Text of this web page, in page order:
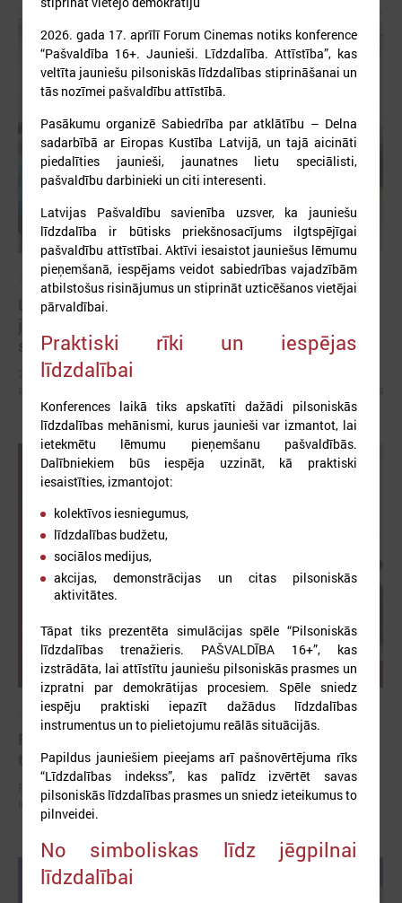
2026. gada 03. jūlijs
LPS un IZM vienojas turpināt darbu pie jaunatnes
stiprināšanas
2026. gada 29. jūnijā LPS un IZM ikgadējās sarunās pirmo reizi kā
2026. gada 01. jūnijs
Pašvaldībās uzlabojas darba ar jaunatni kvalitāte,
taču joprojām aktuāls ir cilvēkresursu jautājums
Publicēts 2025. gada pašvērtējuma apkopojums "Vienots kvalitātes
ietvars darbam ar jaunatni pašvaldībās"
2026. gada 17. aprīlī Forum Cinemas notiks konference
“Pašvaldība 16+. Jaunieši. Līdzdalība. Attīstība”, kas
veltīta jauniešu pilsoniskās līdzdalības stiprināšanai un
tās nozīmei pašvaldību attīstībā.
Pasākumu organizē Sabiedrība par atklātību – Delna
sadarbībā ar Eiropas Kustība Latvijā, un tajā aicināti
piedalīties jaunieši, jaunatnes lietu speciālisti,
pašvaldību darbinieki un citi interesenti.
Latvijas Pašvaldību savienība uzsver, ka jauniešu
līdzdalība ir būtisks priekšnosacījums ilgtspējīgai
pašvaldību attīstībai. Aktīvi iesaistot jauniešus lēmumu
pieņemšanā, iespējams veidot sabiedrības vajadzībām
atbilstošus risinājumus un stiprināt uzticēšanos vietējai
pārvaldībai.
Praktiski rīki un iespējas
līdzdalībai
Konferences laikā tiks apskatīti dažādi pilsoniskās
līdzdalības mehānismi, kurus jaunieši var izmantot, lai
ietekmētu lēmumu pieņemšanu pašvaldībās.
Dalībniekiem būs iespēja uzzināt, kā praktiski
iesaistīties, izmantojot:
kolektīvos iesniegumus,
līdzdalības budžetu,
sociālos medijus,
akcijas, demonstrācijas un citas pilsoniskās
aktivitātes.
Tāpat tiks prezentēta simulācijas spēle “Pilsoniskās
līdzdalības trenažieris. PAŠVALDĪBA 16+”, kas
izstrādāta, lai attīstītu jauniešu pilsoniskās prasmes un
izpratni par demokrātijas procesiem. Spēle sniedz
iespēju praktiski iepazīt dažādus līdzdalības
instrumentus un to pielietojumu reālās situācijās.
Papildus jauniešiem pieejams arī pašnovērtējuma rīks
“Līdzdalības indekss”, kas palīdz izvērtēt savas
pilsoniskās līdzdalības prasmes un sniedz ieteikumus to
pilnveidei.
No simboliskas līdz jēgpilnai
līdzdalībai